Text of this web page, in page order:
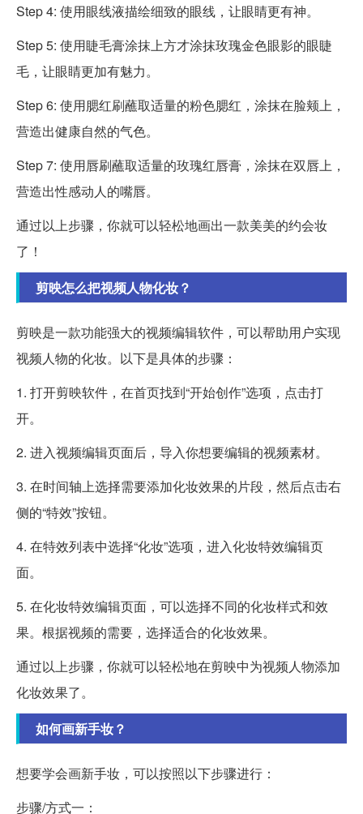
Step 4: 使用眼线液描绘细致的眼线，让眼睛更有神。
Step 5: 使用睫毛膏涂抹上方才涂抹玫瑰金色眼影的眼睫
毛，让眼睛更加有魅力。
Step 6: 使用腮红刷蘸取适量的粉色腮红，涂抹在脸颊上，
营造出健康自然的气色。
Step 7: 使用唇刷蘸取适量的玫瑰红唇膏，涂抹在双唇上，
营造出性感动人的嘴唇。
通过以上步骤，你就可以轻松地画出一款美美的约会妆
了！
剪映怎么把视频人物化妆？
剪映是一款功能强大的视频编辑软件，可以帮助用户实现
视频人物的化妆。以下是具体的步骤：
1. 打开剪映软件，在首页找到“开始创作”选项，点击打
开。
2. 进入视频编辑页面后，导入你想要编辑的视频素材。
3. 在时间轴上选择需要添加化妆效果的片段，然后点击右
侧的“特效”按钮。
4. 在特效列表中选择“化妆”选项，进入化妆特效编辑页
面。
5. 在化妆特效编辑页面，可以选择不同的化妆样式和效
果。根据视频的需要，选择适合的化妆效果。
通过以上步骤，你就可以轻松地在剪映中为视频人物添加
化妆效果了。
如何画新手妆？
想要学会画新手妆，可以按照以下步骤进行：
步骤/方式一：